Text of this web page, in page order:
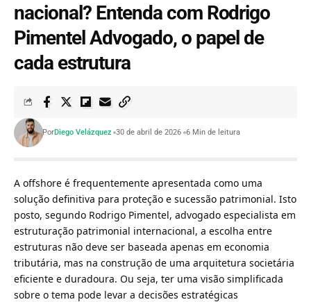
nacional? Entenda com Rodrigo
Pimentel Advogado, o papel de
cada estrutura
PorDiego Velázquez 30 de abril de 2026 6 Min de leitura
A offshore é frequentemente apresentada como uma
solução definitiva para proteção e sucessão patrimonial. Isto
posto, segundo Rodrigo Pimentel, advogado especialista em
estruturação patrimonial internacional, a escolha entre
estruturas não deve ser baseada apenas em economia
tributária, mas na construção de uma arquitetura societária
eficiente e duradoura. Ou seja, ter uma visão simplificada
sobre o tema pode levar a decisões estratégicas